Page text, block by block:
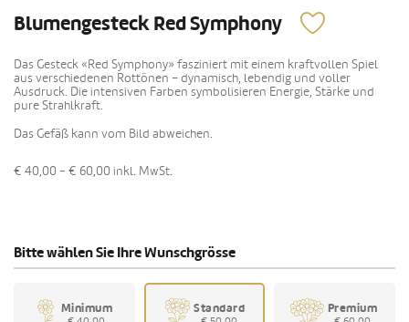
Blumengesteck Red Symphony
Das Gesteck «Red Symphony» fasziniert mit einem kraftvollen Spiel
aus verschiedenen Rottönen – dynamisch, lebendig und voller
Ausdruck. Die intensiven Farben symbolisieren Energie, Stärke und
pure Strahlkraft.
Das Gefäß kann vom Bild abweichen.
€ 40,00 - € 60,00 inkl. MwSt.
Bitte wählen Sie Ihre Wunschgrösse
Minimum Standard Premium